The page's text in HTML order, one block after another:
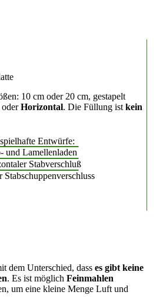
10 cm oder 20 cm, gestapelt
Horizontal. Die Füllung ist kein
Entwürfe:
und Lamellenladen
Stabverschluß
Stabschuppenverschluss
dem Unterschied, dass es gibt keine
. Es ist möglich Feinmahlen
um eine kleine Menge Luft und